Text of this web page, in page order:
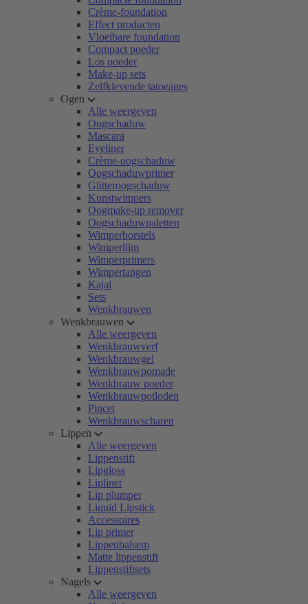
Crème-foundation
Effect producten
Vloeibare foundation
Compact poeder
Los poeder
Make-up sets
Zelfklevende tatoeages
Ogen
Alle weergeven
Oogschaduw
Mascara
Eyeliner
Crème-oogschaduw
Oogschaduwprimer
Glitteroogschaduw
Kunstwimpers
Oogmake-up remover
Oogschaduwpaletten
Wimperborstels
Wimperlijm
Wimperprimers
Wimpertangen
Kajal
Sets
Wenkbrauwen
Wenkbrauwen
Alle weergeven
Wenkbrauwverf
Wenkbrauwgel
Wenkbrauwpomade
Wenkbrauw poeder
Wenkbrauwpotloden
Pincet
Wenkbrauwscharen
Lippen
Alle weergeven
Lippenstift
Lipgloss
Lipliner
Lip plumper
Liquid Lipstick
Accessoires
Lip primer
Lippenbalsem
Matte lippenstift
Lippenstiftsets
Nagels
Alle weergeven